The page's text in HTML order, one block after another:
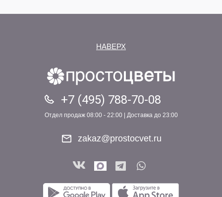
НАВЕРХ
+7 (495) 788-70-08
Отдел продаж 08:00 - 22:00 | Доставка до 23:00
zakaz@prostocvet.ru